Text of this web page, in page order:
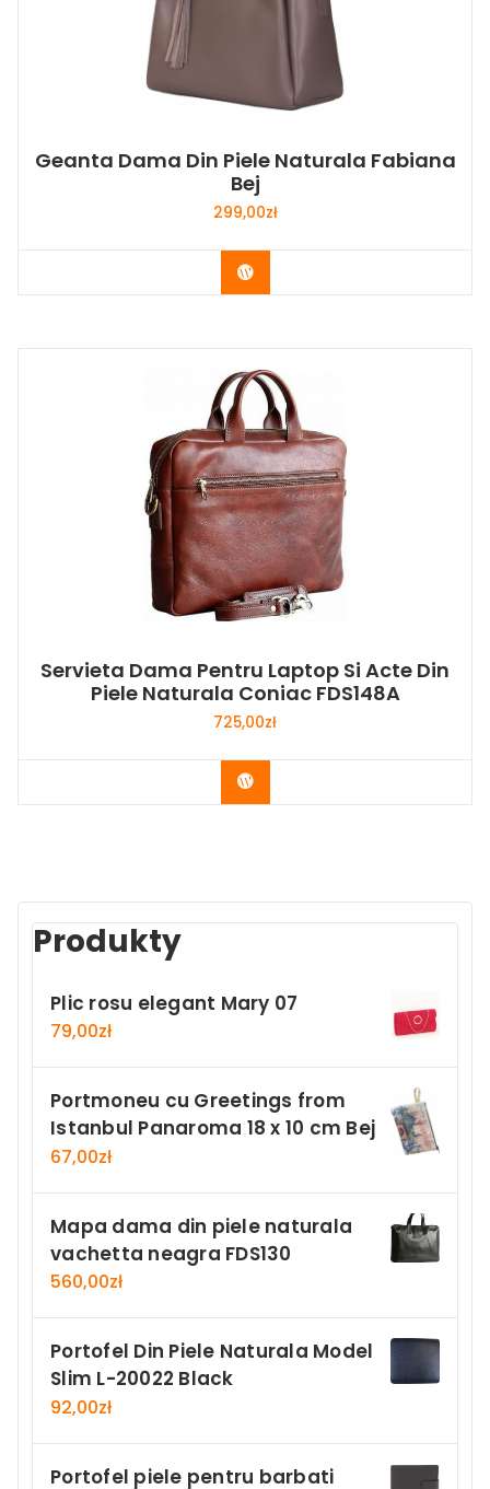
Geanta Dama Din Piele Naturala Fabiana
Bej
299,00zł
Buy Now
Servieta Dama Pentru Laptop Si Acte Din
Piele Naturala Coniac FDS148A
725,00zł
Buy Now
Produkty
Plic rosu elegant Mary 07
79,00zł
Portmoneu cu Greetings from
Istanbul Panaroma 18 x 10 cm Bej
67,00zł
Mapa dama din piele naturala
vachetta neagra FDS130
560,00zł
Portofel Din Piele Naturala Model
Slim L-20022 Black
92,00zł
Portofel piele pentru barbati